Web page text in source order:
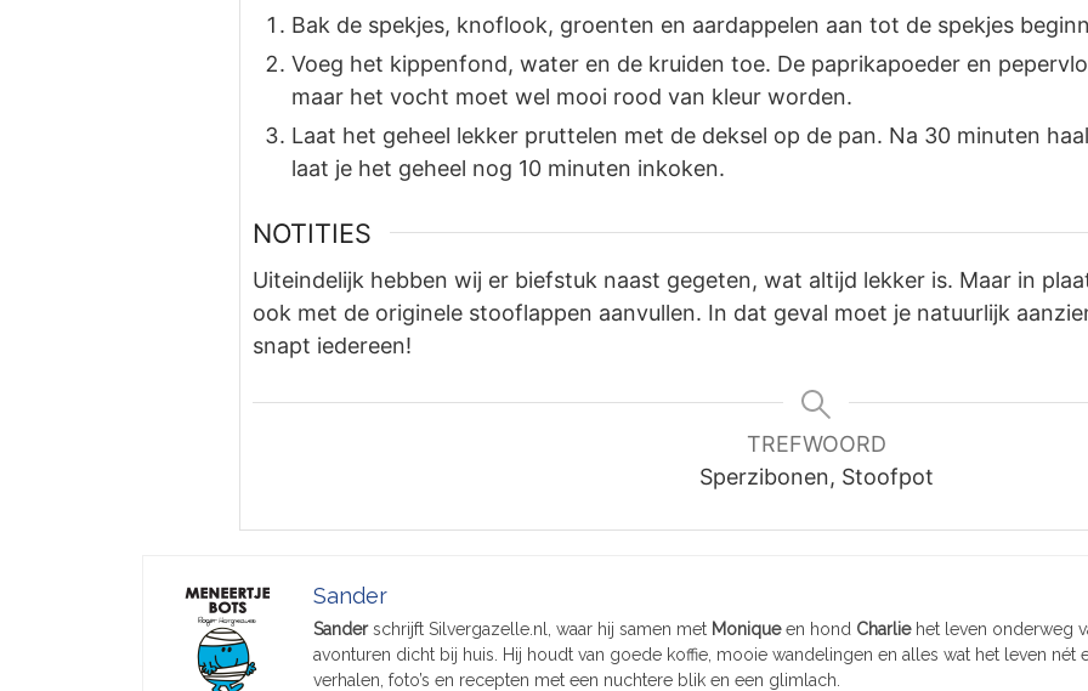
Bak de spekjes, knoflook, groenten en aardappelen aan tot de spekjes
Voeg het kippenfond, water en de kruiden toe. De paprikapoeder en
maar het vocht moet wel mooi rood van kleur worden.
Laat het geheel lekker pruttelen met de deksel op de pan. Na 30 minuten
laat je het geheel nog 10 minuten inkoken.
NOTITIES
Uiteindelijk hebben wij er biefstuk naast gegeten, wat altijd lekker is. Maar in
ook met de originele stooflappen aanvullen. In dat geval moet je natuurlijk
snapt iedereen!
TREFWOORD
Sperzibonen, Stoofpot
Sander
Sanderschrijft Silvergazelle.nl, waar hij samen met Moniqueen hond Charliehet leven onderweg
avonturen dicht bij huis. Hij houdt van goede koffie, mooie wandelingen en alles wat het leven
verhalen, foto’s en recepten met een nuchtere blik en een glimlach.